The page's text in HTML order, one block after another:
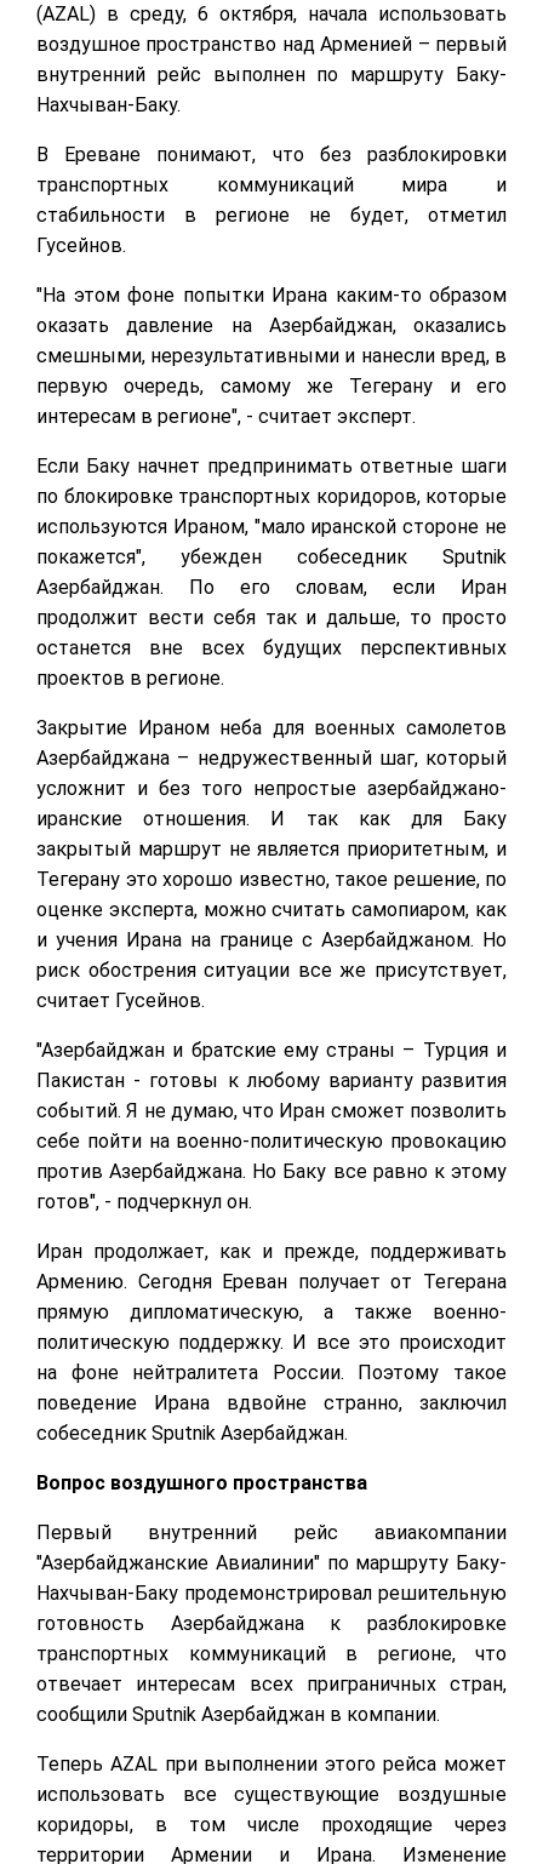
(AZAL) в среду, 6 октября, начала использовать
воздушное пространство над Арменией – первый
внутренний рейс выполнен по маршруту Баку-
Нахчыван-Баку.
В Ереване понимают, что без разблокировки
транспортных коммуникаций мира и
стабильности в регионе не будет, отметил
Гусейнов.
"На этом фоне попытки Ирана каким-то образом
оказать давление на Азербайджан, оказались
смешными, нерезультативными и нанесли вред, в
первую очередь, самому же Тегерану и его
интересам в регионе", - считает эксперт.
Если Баку начнет предпринимать ответные шаги
по блокировке транспортных коридоров, которые
используются Ираном, "мало иранской стороне не
покажется", убежден собеседник Sputnik
Азербайджан. По его словам, если Иран
продолжит вести себя так и дальше, то просто
останется вне всех будущих перспективных
проектов в регионе.
Закрытие Ираном неба для военных самолетов
Азербайджана – недружественный шаг, который
усложнит и без того непростые азербайджано-
иранские отношения. И так как для Баку
закрытый маршрут не является приоритетным, и
Тегерану это хорошо известно, такое решение, по
оценке эксперта, можно считать самопиаром, как
и учения Ирана на границе с Азербайджаном. Но
риск обострения ситуации все же присутствует,
считает Гусейнов.
"Азербайджан и братские ему страны – Турция и
Пакистан - готовы к любому варианту развития
событий. Я не думаю, что Иран сможет позволить
себе пойти на военно-политическую провокацию
против Азербайджана. Но Баку все равно к этому
готов", - подчеркнул он.
Иран продолжает, как и прежде, поддерживать
Армению. Сегодня Ереван получает от Тегерана
прямую дипломатическую, а также военно-
политическую поддержку. И все это происходит
на фоне нейтралитета России. Поэтому такое
поведение Ирана вдвойне странно, заключил
собеседник Sputnik Азербайджан.
Вопрос воздушного пространства
Первый внутренний рейс авиакомпании
"Азербайджанские Авиалинии" по маршруту Баку-
Нахчыван-Баку продемонстрировал решительную
готовность Азербайджана к разблокировке
транспортных коммуникаций в регионе, что
отвечает интересам всех приграничных стран,
сообщили Sputnik Азербайджан в компании.
Теперь AZAL при выполнении этого рейса может
использовать все существующие воздушные
коридоры, в том числе проходящие через
территории Армении и Ирана. Изменение